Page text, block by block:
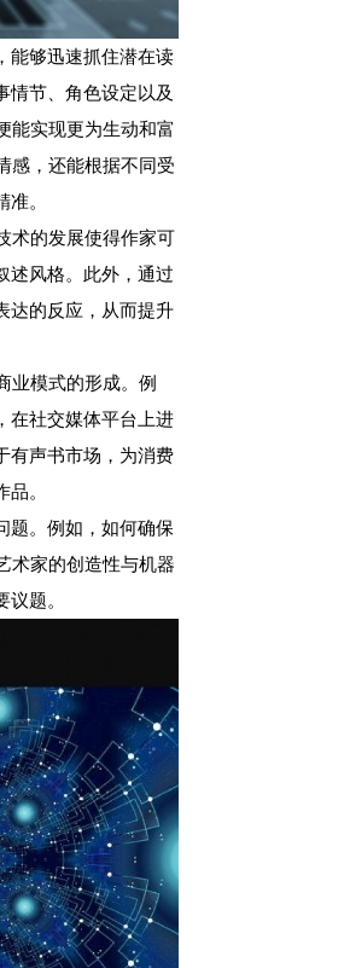
能够迅速抓住潜在读
情节、角色设定以及
能实现更为生动和富
感，还能根据不同受
。
术的发展使得作家可
述风格。此外，通过
达的反应，从而提升
业模式的形成。例
在社交媒体平台上进
有声书市场，为消费
。
题。例如，如何确保
术家的创造性与机器
题。